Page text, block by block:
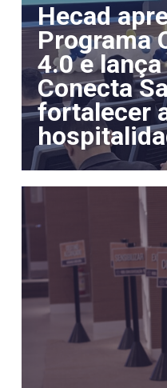
Hecad
Programa
4.0 e
Conecta
fortalecer